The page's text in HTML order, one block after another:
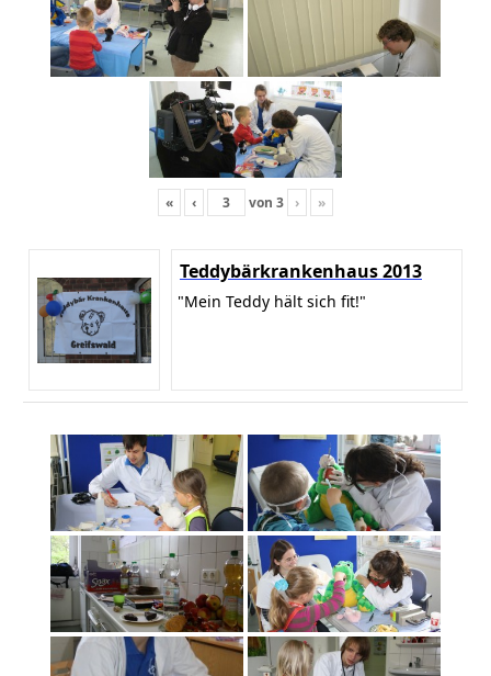
« ‹ von 3 › »
Teddybärkrankenhaus 2013
"Mein Teddy hält sich fit!"